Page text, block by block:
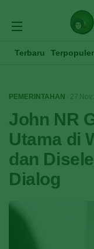
Terbaru Terpopuler
PEMERINTAHAN · 27
John NR
Utama di
dan
Dialog